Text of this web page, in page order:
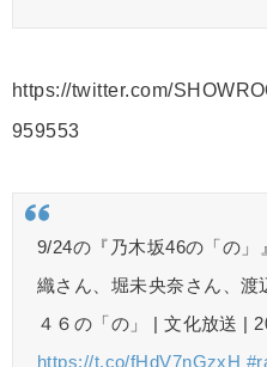
https://twitter.com/
959553
9/24の『乃木坂46の「の
織さん、堀未央奈さん、渡
４６の「の」 | 文化放送 |
https://t.co/fHdV7nGzxH